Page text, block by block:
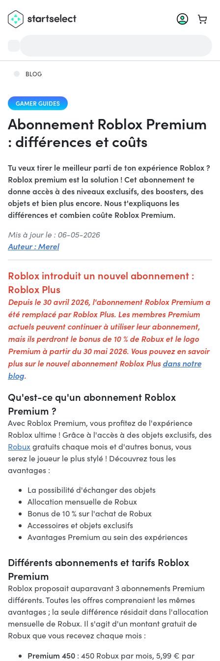
Aller
BLOG
GAMER GUIDES
Abonnement Roblox Premium
: différences et coûts
Tu veux tirer le meilleur parti de ton expérience Roblox ?
Roblox premium est la solution ! Cet abonnement te
donne accès à des niveaux exclusifs, des boosters, des
objets et bien plus encore. Nous t'expliquons les
différences et combien coûte Roblox Premium.
Mis à jour le : 06-05-2026
Auteur : Merel
Roblox introduit un nouvel abonnement :
Roblox Plus
Depuis le 30 avril 2026, l'abonnement Roblox Premium a
été remplacé par Roblox Plus. Les membres Premium
actuels peuvent continuer à utiliser leur abonnement,
mais ils perdront le bonus de 10 % de Robux et le logo
Premium à partir du 30 mai 2026. Vous pouvez en savoir
plus sur le nouvel abonnement Roblox Plusdans notre
blog.
Qu'est-ce qu'un abonnement Roblox
Premium ?
Avec Roblox Premium, vous profitez de l'expérience
Roblox ultime ! Grâce à l'accès à des objets exclusifs, des
Robux gratuits chaque mois et d'autres bonus, vous
serez le joueur le plus stylé ! Découvrez tous les
avantages :
La possibilité d'échanger des objets
Allocation mensuelle de Robux
Bonus de 10 % sur l'achat de Robux
Accessoires et objets exclusifs
Avantages Premium au sein des expériences
Différents abonnements et tarifs Roblox
Premium
Roblox proposait auparavant 3 abonnements Premium
différents. Toutes les offres comprenaient les mêmes
avantages ; la seule différence résidait dans l'allocation
mensuelle de Robux. Il s'agit d'un montant gratuit de
Robux que vous recevez chaque mois :
Premium 450 : 450 Robux par mois, 5,99 € par